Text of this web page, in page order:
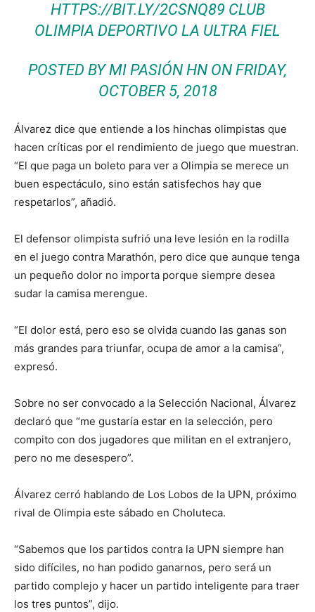
HTTPS://BIT.LY/2CSNQ89 CLUB
OLIMPIA DEPORTIVO LA ULTRA FIEL
POSTED BYMI PASIÓN HN ON FRIDAY,
OCTOBER 5, 2018
Álvarez dice que entiende a los hinchas olimpistas que
hacen críticas por el rendimiento de juego que muestran.
“El que paga un boleto para ver a Olimpia se merece un
buen espectáculo, sino están satisfechos hay que
respetarlos”, añadió.
El defensor olimpista sufrió una leve lesión en la rodilla
en el juego contra Marathón, pero dice que aunque tenga
un pequeño dolor no importa porque siempre desea
sudar la camisa merengue.
“El dolor está, pero eso se olvida cuando las ganas son
más grandes para triunfar, ocupa de amor a la camisa”,
expresó.
Sobre no ser convocado a la Selección Nacional, Álvarez
declaró que “me gustaría estar en la selección, pero
compito con dos jugadores que militan en el extranjero,
pero no me desespero”.
Álvarez cerró hablando de Los Lobos de la UPN, próximo
rival de Olimpia este sábado en Choluteca.
“Sabemos que los partidos contra la UPN siempre han
sido difíciles, no han podido ganarnos, pero será un
partido complejo y hacer un partido inteligente para traer
los tres puntos”, dijo.